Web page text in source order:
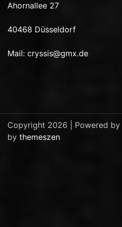
Ahornallee 27
40468 Düsseldorf
Mail: cryssis@gmx.de
Copyright 2026 | Powered by
by themeszen